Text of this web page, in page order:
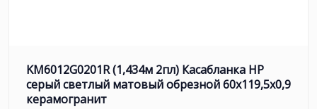
KM6012G0201R (1,434м 2пл) Касабланка HP
серый светлый матовый обрезной 60x119,5x0,9
керамогранит